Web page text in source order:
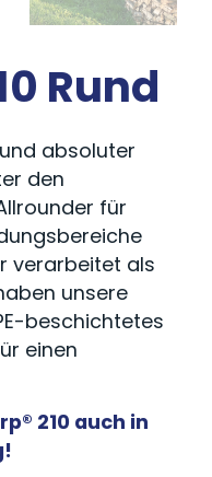
Rund
absoluter
den
für
verarbeitet als
unsere
beschichtetes
einen
210 auch in